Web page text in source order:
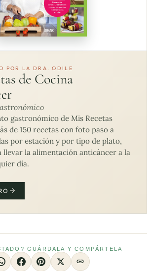
POR LA DRA. ODILE
de Cocina
gastronómico de Mis Recetas
de 150 recetas con foto paso a
por estación y por tipo de plato,
llevar la alimentación anticáncer a la
día.
GUÁRDALA Y COMPÁRTELA